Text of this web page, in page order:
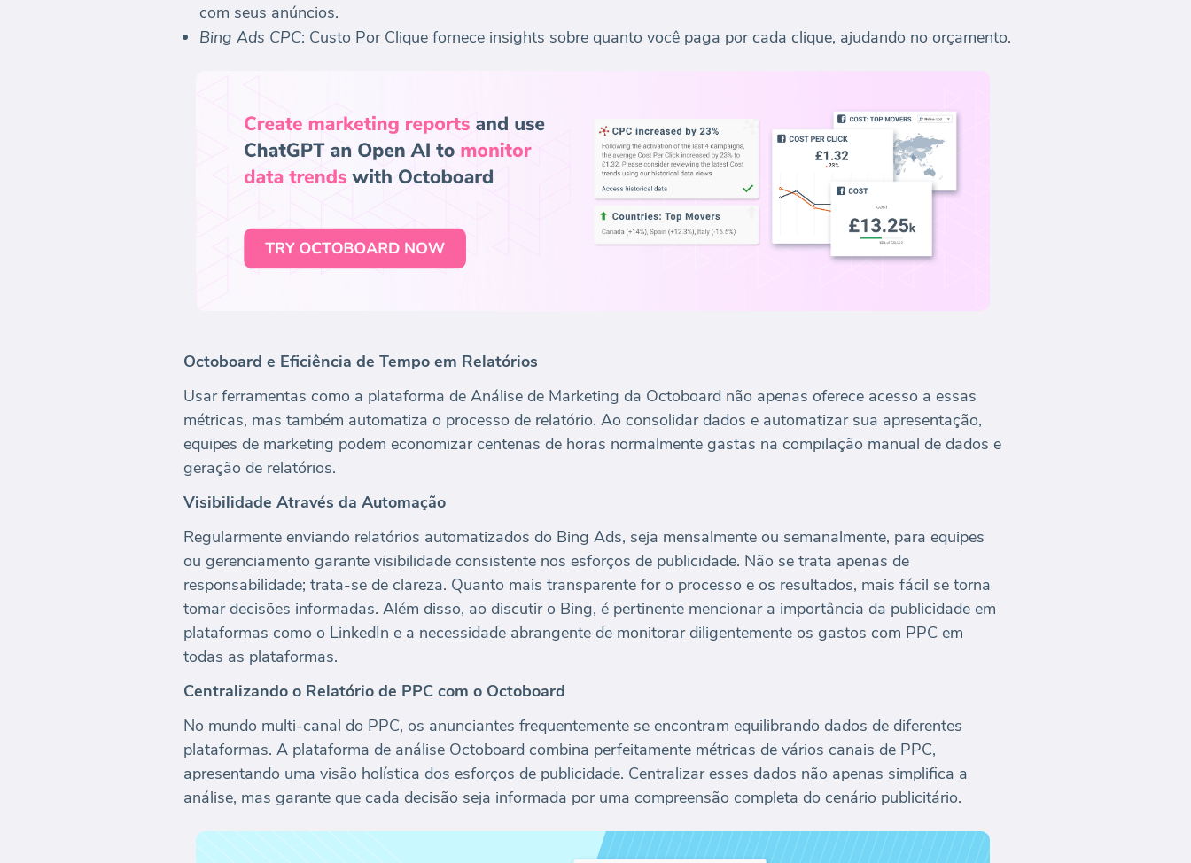
com seus anúncios.
Bing Ads CPC: Custo Por Clique fornece insights sobre quanto você paga por cada clique, ajudando no orçamento.
Octoboard e Eficiência de Tempo em Relatórios
Usar ferramentas como a plataforma de Análise de Marketing da Octoboard não apenas oferece acesso a essas
métricas, mas também automatiza o processo de relatório. Ao consolidar dados e automatizar sua apresentação,
equipes de marketing podem economizar centenas de horas normalmente gastas na compilação manual de dados e
geração de relatórios.
Visibilidade Através da Automação
Regularmente enviando relatórios automatizados do Bing Ads, seja mensalmente ou semanalmente, para equipes
ou gerenciamento garante visibilidade consistente nos esforços de publicidade. Não se trata apenas de
responsabilidade; trata-se de clareza. Quanto mais transparente for o processo e os resultados, mais fácil se torna
tomar decisões informadas. Além disso, ao discutir o Bing, é pertinente mencionar a importância da publicidade em
plataformas como o LinkedIn e a necessidade abrangente de monitorar diligentemente os gastos com PPC em
todas as plataformas.
Centralizando o Relatório de PPC com o Octoboard
No mundo multi-canal do PPC, os anunciantes frequentemente se encontram equilibrando dados de diferentes
plataformas. A plataforma de análise Octoboard combina perfeitamente métricas de vários canais de PPC,
apresentando uma visão holística dos esforços de publicidade. Centralizar esses dados não apenas simplifica a
análise, mas garante que cada decisão seja informada por uma compreensão completa do cenário publicitário.